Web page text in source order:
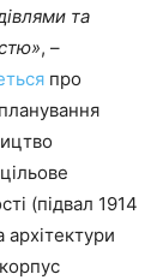
та
», –
про
(підвал 1914